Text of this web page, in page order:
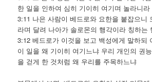
한 일을 인하여 심히 기이히 여기며 놀라니라
3:11 나은 사람이 베드로와 요한을 붙잡으니
라며 달려 나아가 솔로몬의 행각이라 칭하는
3:12 베드로가 이것을 보고 백성에게 말하되
이 일을 왜 기이히 여기느냐 우리 개인의 권
을 걷게 한 것처럼 왜 우리를 주목하느냐